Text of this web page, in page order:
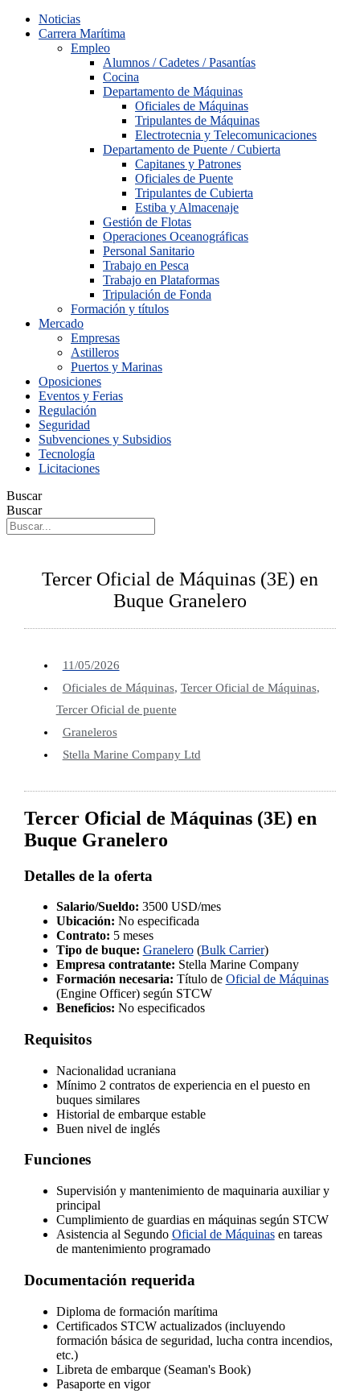
Noticias
Carrera Marítima
Empleo
Alumnos / Cadetes / Pasantías
Cocina
Departamento de Máquinas
Oficiales de Máquinas
Tripulantes de Máquinas
Electrotecnia y Telecomunicaciones
Departamento de Puente / Cubierta
Capitanes y Patrones
Oficiales de Puente
Tripulantes de Cubierta
Estiba y Almacenaje
Gestión de Flotas
Operaciones Oceanográficas
Personal Sanitario
Trabajo en Pesca
Trabajo en Plataformas
Tripulación de Fonda
Formación y títulos
Mercado
Empresas
Astilleros
Puertos y Marinas
Oposiciones
Eventos y Ferias
Regulación
Seguridad
Subvenciones y Subsidios
Tecnología
Licitaciones
Buscar
Buscar
Tercer Oficial de Máquinas (3E) en
Buque Granelero
11/05/2026
Oficiales de Máquinas, Tercer Oficial de Máquinas,
Tercer Oficial de puente
Graneleros
Stella Marine Company Ltd
Tercer Oficial de Máquinas (3E) en
Buque Granelero
Detalles de la oferta
Salario/Sueldo: 3500 USD/mes
Ubicación: No especificada
Contrato: 5 meses
Tipo de buque: Granelero(Bulk Carrier)
Empresa contratante: Stella Marine Company
Formación necesaria: Título de Oficial de Máquinas
(Engine Officer) según STCW
Beneficios: No especificados
Requisitos
Nacionalidad ucraniana
Mínimo 2 contratos de experiencia en el puesto en
buques similares
Historial de embarque estable
Buen nivel de inglés
Funciones
Supervisión y mantenimiento de maquinaria auxiliar y
principal
Cumplimiento de guardias en máquinas según STCW
Asistencia al Segundo Oficial de Máquinasen tareas
de mantenimiento programado
Documentación requerida
Diploma de formación marítima
Certificados STCW actualizados (incluyendo
formación básica de seguridad, lucha contra incendios,
etc.)
Libreta de embarque (Seaman's Book)
Pasaporte en vigor